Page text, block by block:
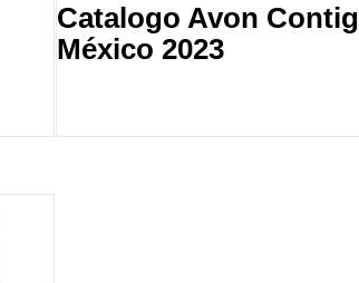
Catalogo Avon
México 2023